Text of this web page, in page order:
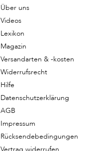
Über uns
Videos
Lexikon
Magazin
Versandarten & -kosten
Widerrufsrecht
Hilfe
Datenschutzerklärung
AGB
Impressum
Rücksendebedingungen